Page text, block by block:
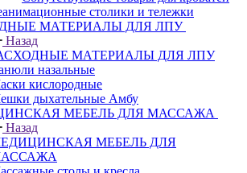
столики и тележки
МАТЕРИАЛЫ ДЛЯ ЛПУ
Назад
МАТЕРИАЛЫ ДЛЯ ЛПУ
назальные
кислородные
дыхательные Амбу
МЕБЕЛЬ ДЛЯ МАССАЖА
Назад
МЕБЕЛЬ ДЛЯ